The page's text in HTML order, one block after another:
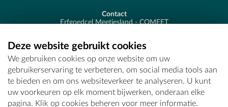
Contact
Erfgoedcel Meetjesland - COMEET
T - 09 373 75 96
E -erfgoedcel@comeet.be
Deze website gebruikt cookies
We gebruiken cookies op onze website om uw
gebruikerservaring te verbeteren, om social media tools aan
te bieden en om ons websiteverkeer te analyseren. U kunt
uw voorkeuren op elk moment bijwerken, onderaan elke
pagina. Klik op cookies beheren voor meer informatie.